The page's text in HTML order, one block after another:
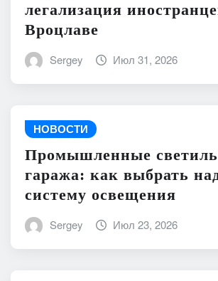
легализация
Вроцлаве
Sergey Июл 31, 2026
НОВОСТИ
Промышленные
гаража: как выбрать
систему освещения
Sergey Июл 23, 2026